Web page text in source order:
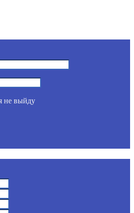
не выйду